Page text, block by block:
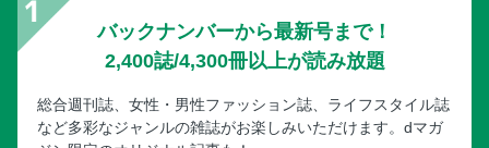
人気3大エリア／祇園・河原町周辺／街なかランチ
人気3大エリア／祇園・河原町周辺／街なか晩ごはん
人気3大エリア／祇園・河原町周辺／祇園・河原町周辺スポ
ット
バックナンバーから最新号まで！
2,400誌/4,300冊以上が読み放題
総合週刊誌、女性・男性ファッション誌、ライフスタイル誌
など多彩なジャンルの雑誌がお楽しみいただけます。dマガ